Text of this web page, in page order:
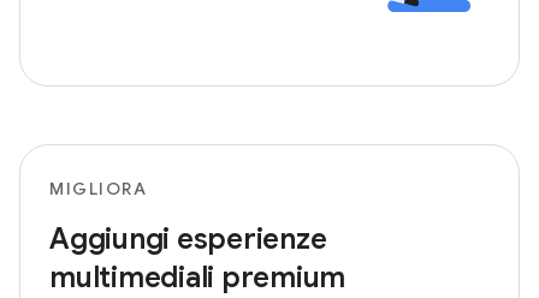
MIGLIORA
Aggiungi esperienze
multimediali premium